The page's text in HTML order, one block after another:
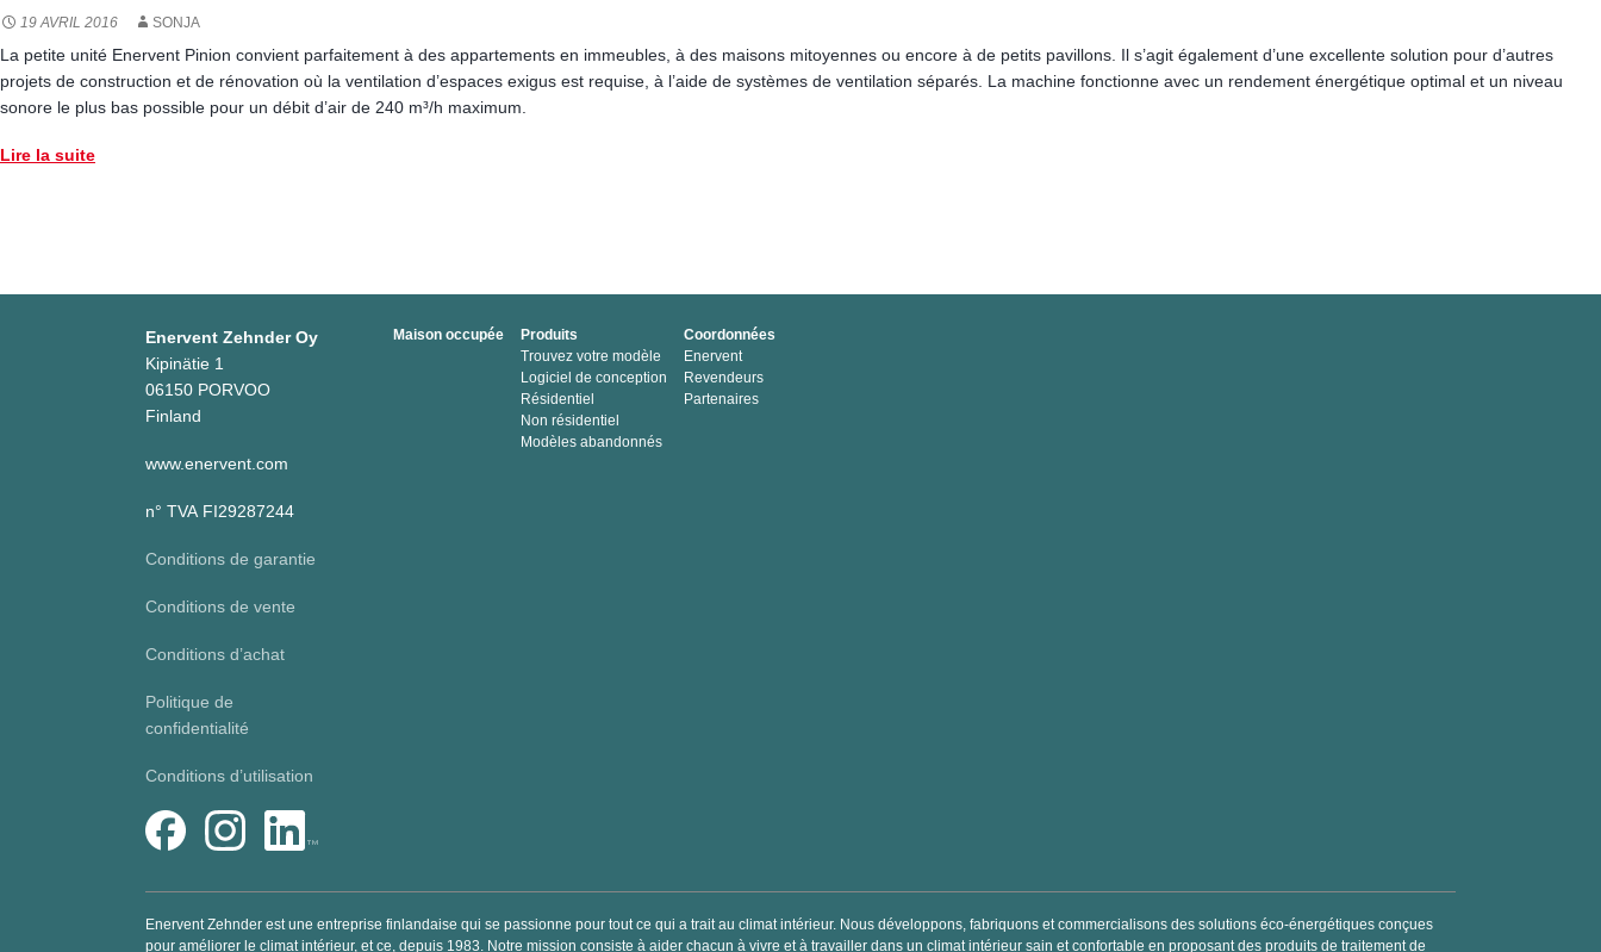
19 AVRIL 2016 SONJA
La petite unité Enervent Pinion convient parfaitement à des appartements en immeubles, à des maisons mitoyennes ou encore à de petits pavillons. Il s’agit également d’une excellente solution pour d’autres
projets de construction et de rénovation où la ventilation d’espaces exigus est requise, à l’aide de systèmes de ventilation séparés. La machine fonctionne avec un rendement énergétique optimal et un niveau
sonore le plus bas possible pour un débit d’air de 240 m³/h maximum.
Lire la suite
Enervent Zehnder Oy
Kipinätie 1
06150 PORVOO
Finland
www.enervent.com
n° TVA FI29287244
Conditions de garantie
Conditions de vente
Conditions d’achat
Politique de
confidentialité
Conditions d’utilisation
Maison occupée
Produits
Trouvez votre modèle
Logiciel de conception
Résidentiel
Non résidentiel
Modèles abandonnés
Coordonnées
Enervent
Revendeurs
Partenaires
Enervent Zehnder est une entreprise finlandaise qui se passionne pour tout ce qui a trait au climat intérieur. Nous développons, fabriquons et commercialisons des solutions éco-énergétiques conçues
pour améliorer le climat intérieur, et ce, depuis 1983. Notre mission consiste à aider chacun à vivre et à travailler dans un climat intérieur sain et confortable en proposant des produits de traitement de